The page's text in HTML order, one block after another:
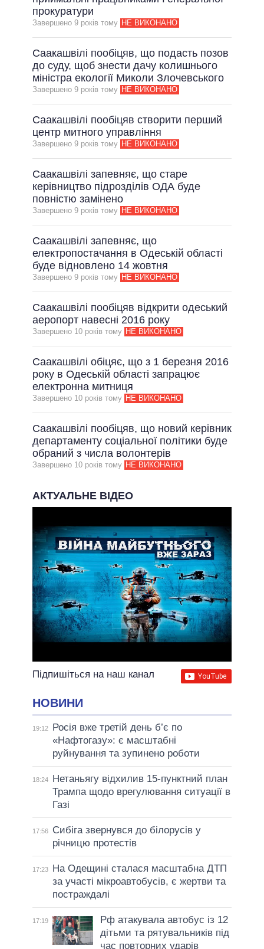
АРХІВНІ ОБІЦЯНКИ
прокуратури
Завершено 9 рокiв тому НЕ ВИКОНАНО
Саакашвілі пообіцяв, що подасть позов
до суду, щоб знести дачу колишнього
міністра екології Миколи Злочевського
Завершено 9 рокiв тому НЕ ВИКОНАНО
Саакашвілі пообіцяв створити перший
центр митного управління
Завершено 9 рокiв тому НЕ ВИКОНАНО
Саакашвілі запевняє, що старе
керівництво підрозділів ОДА буде
повністю замінено
Завершено 9 рокiв тому НЕ ВИКОНАНО
Саакашвілі запевняє, що
електропостачання в Одеській області
буде відновлено 14 жовтня
Завершено 9 рокiв тому НЕ ВИКОНАНО
Саакашвілі пообіцяв відкрити одеський
аеропорт навесні 2016 року
Завершено 10 рокiв тому НЕ ВИКОНАНО
Саакашвілі обіцяє, що з 1 березня 2016
року в Одеській області запрацює
електронна митниця
Завершено 10 рокiв тому НЕ ВИКОНАНО
Саакашвілі пообіцяв, що новий керівник
департаменту соціальної політики буде
обраний з числа волонтерів
Завершено 10 рокiв тому НЕ ВИКОНАНО
АКТУАЛЬНЕ ВІДЕО
Підпишіться на наш канал
НОВИНИ
19:12
Росія вже третій день б’є по
«Нафтогазу»: є масштабні
руйнування та зупинено роботи
18:24
Нетаньягу відхилив 15-пунктний план
Трампа щодо врегулювання ситуації в
Газі
17:56
Сибіга звернувся до білорусів у
річницю протестів
17:23
На Одещині сталася масштабна ДТП
за участі мікроавтобусів, є жертви та
постраждалі
17:19
Рф атакувала автобус із 12
дітьми та рятувальників під
час повторних ударів